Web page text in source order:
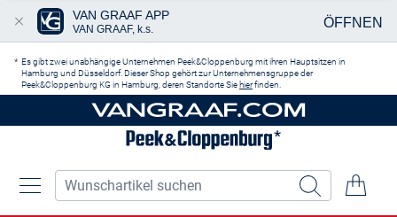
Es gibt zwei unabhängige Unternehmen Peek&Cloppenburg mit ihren Hauptsitzen in
Hamburg und Düsseldorf. Dieser Shop gehört zur Unternehmensgruppe der
Peek&Cloppenburg KG in Hamburg, deren Standorte Sie hierfinden.
VAN GRAAF APP
VAN GRAAF, k.s. ÖFFNEN